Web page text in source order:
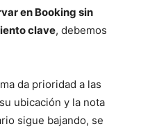
en Booking sin
clave, debemos
da prioridad a las
ubicación y la nota
sigue bajando, se